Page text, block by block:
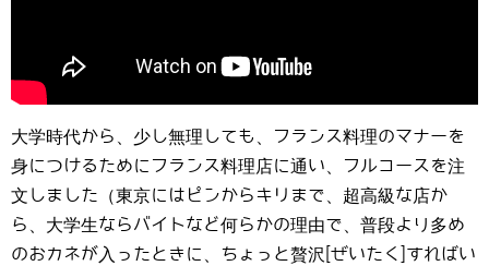
大学時代から、少し無理しても、フランス料理のマナーを
身につけるためにフランス料理店に通い、フルコースを注
文しました（東京にはピンからキリまで、超高級な店か
ら、大学生ならバイトなど何らかの理由で、普段より多め
のおカネが入ったときに、ちょっと贅沢[ぜいたく]すればい